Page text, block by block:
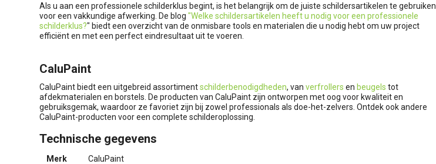
Als u aan een professionele schilderklus begint, is het belangrijk om de juiste schildersartikelen te gebruiken
voor een vakkundige afwerking. De blog "Welke schildersartikelen heeft u nodig voor een professionele
schilderklus?" biedt een overzicht van de onmisbare tools en materialen die u nodig hebt om uw project
efficiënt en met een perfect eindresultaat uit te voeren.
CaluPaint
CaluPaint biedt een uitgebreid assortimentschilderbenodigdheden, van verfrollers en beugels tot
afdekmaterialen en borstels. De producten van CaluPaint zijn ontworpen met oog voor kwaliteit en
gebruiksgemak, waardoor ze favoriet zijn bij zowel professionals als doe-het-zelvers. Ontdek ook andere
CaluPaint-producten voor een complete schilderoplossing.
Technische gegevens
Merk CaluPaint